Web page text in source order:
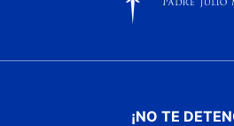
¡NO TE